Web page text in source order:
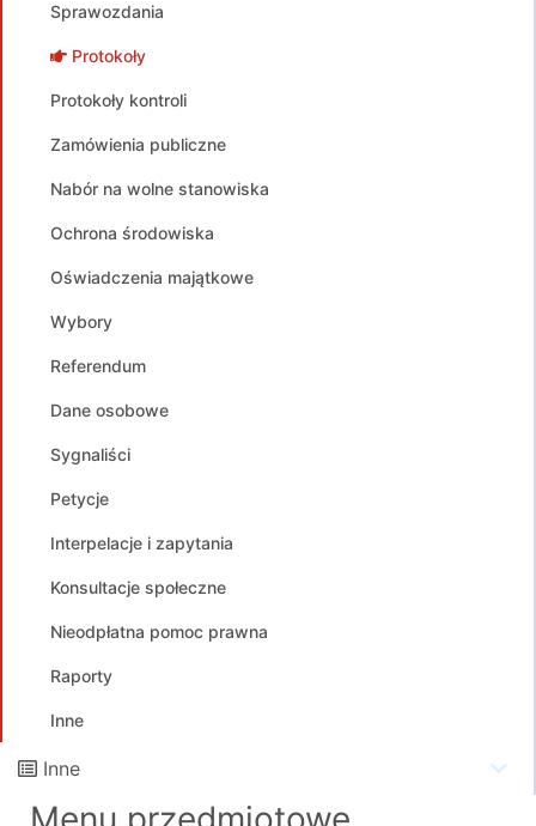
Sprawozdania
Protokoły
Protokoły kontroli
Zamówienia publiczne
Nabór na wolne stanowiska
Ochrona środowiska
Oświadczenia majątkowe
Wybory
Referendum
Dane osobowe
Sygnaliści
Petycje
Interpelacje i zapytania
Konsultacje społeczne
Nieodpłatna pomoc prawna
Raporty
Inne
Inne